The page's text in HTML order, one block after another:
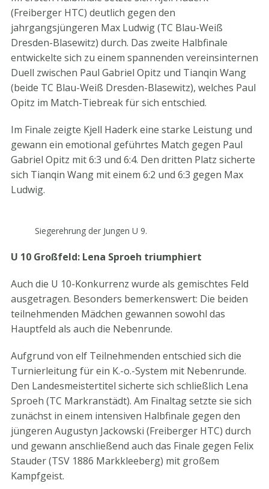
(Freiberger HTC) deutlich gegen den
jahrgangsjüngeren Max Ludwig (TC Blau-Weiß
Dresden-Blasewitz) durch. Das zweite Halbfinale
entwickelte sich zu einem spannenden vereinsinternen
Duell zwischen Paul Gabriel Opitz und Tianqin Wang
(beide TC Blau-Weiß Dresden-Blasewitz), welches Paul
Opitz im Match-Tiebreak für sich entschied.
Im Finale zeigte Kjell Haderk eine starke Leistung und
gewann ein emotional geführtes Match gegen Paul
Gabriel Opitz mit 6:3 und 6:4. Den dritten Platz sicherte
sich Tianqin Wang mit einem 6:2 und 6:3 gegen Max
Ludwig.
Siegerehrung der Jungen U 9.
U 10 Großfeld: Lena Sproeh triumphiert
Auch die U 10-Konkurrenz wurde als gemischtes Feld
ausgetragen. Besonders bemerkenswert: Die beiden
teilnehmenden Mädchen gewannen sowohl das
Hauptfeld als auch die Nebenrunde.
Aufgrund von elf Teilnehmenden entschied sich die
Turnierleitung für ein K.-o.-System mit Nebenrunde.
Den Landesmeistertitel sicherte sich schließlich Lena
Sproeh (TC Markranstädt). Am Finaltag setzte sie sich
zunächst in einem intensiven Halbfinale gegen den
jüngeren Augustyn Jackowski (Freiberger HTC) durch
und gewann anschließend auch das Finale gegen Felix
Stauder (TSV 1886 Markkleeberg) mit großem
Kampfgeist.